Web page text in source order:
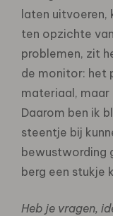
laten uitvoeren,
ten opzichte
problemen, zit
de monitor: het
materiaal, maar
Daarom ben ik
steentje bij
bewustwording
berg een stukje
Heb je vragen,